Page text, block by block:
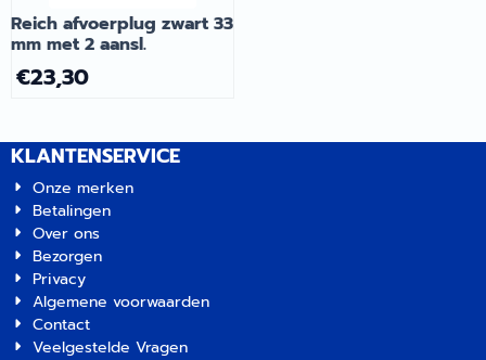
Reich afvoerplug zwart 33
mm met 2 aansl.
€23,30
KLANTENSERVICE
Onze merken
Betalingen
Over ons
Bezorgen
Privacy
Algemene voorwaarden
Contact
Veelgestelde Vragen